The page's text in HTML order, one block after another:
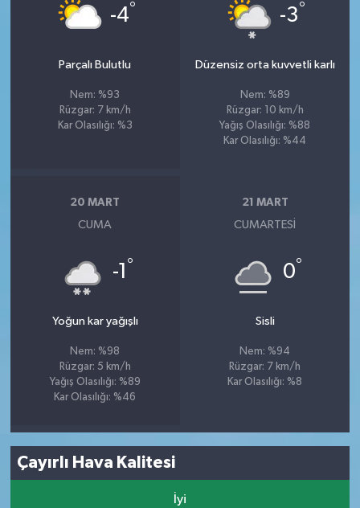
-4°
Parçalı Bulutlu
Nem: %93
Rüzgar: 7 km/h
Kar Olasılığı: %3
-3°
Düzensiz orta kuvvetli karlı
Nem: %89
Rüzgar: 10 km/h
Yağış Olasılığı: %88
Kar Olasılığı: %44
20 MART
CUMA
-1 °
Yoğun kar yağışlı
Nem: %98
Rüzgar: 5 km/h
Yağış Olasılığı: %89
Kar Olasılığı: %46
21 MART
CUMARTESI
0°
Sisli
Nem: %94
Rüzgar: 7 km/h
Kar Olasılığı: %8
Çayırlı Hava Kalitesi
İyi